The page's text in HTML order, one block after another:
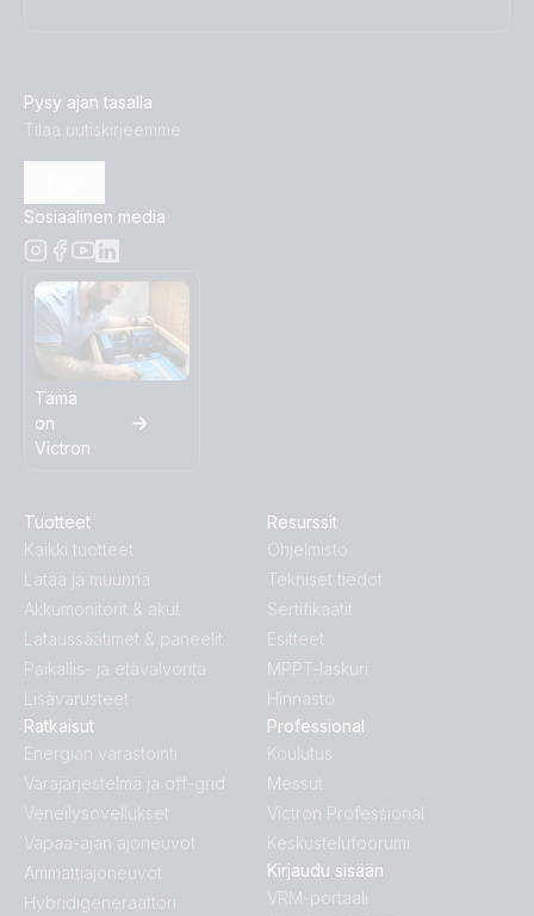
Pysy ajan tasalla
Tilaa uutiskirjeemme
Sosiaalinen media
Tämä
on
Victron
Tuotteet
Kaikki tuotteet
Lataa ja muunna
Akkumonitorit & akut
Lataussäätimet & paneelit
Paikallis- ja etävalvonta
Lisävarusteet
Ratkaisut
Energian varastointi
Varajärjestelmä ja off-grid
Veneilysovellukset
Vapaa-ajan ajoneuvot
Ammattiajoneuvot
Hybridigeneraattori
Resurssit
Ohjelmisto
Tekniset tiedot
Sertifikaatit
Esitteet
MPPT-laskuri
Hinnasto
Professional
Koulutus
Messut
Victron Professional
Keskustelufoorumi
Kirjaudu sisään
VRM-portaali